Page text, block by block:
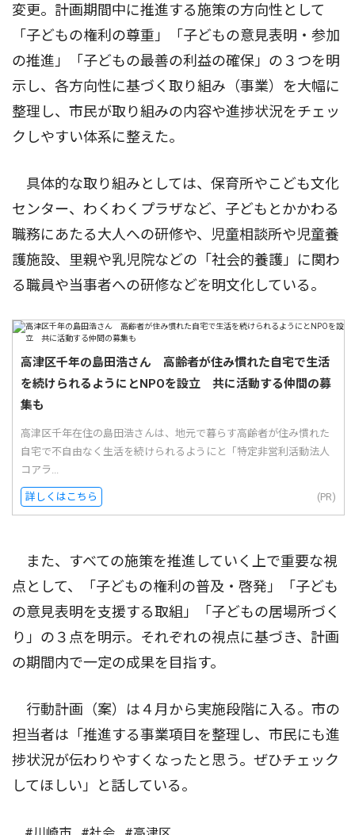
変更。計画期間中に推進する施策の方向性として
「子どもの権利の尊重」「子どもの意見表明・参加
の推進」「子どもの最善の利益の確保」の３つを明
示し、各方向性に基づく取り組み（事業）を大幅に
整理し、市民が取り組みの内容や進捗状況をチェッ
クしやすい体系に整えた。
具体的な取り組みとしては、保育所やこども文化
センター、わくわくプラザなど、子どもとかかわる
職務にあたる大人への研修や、児童相談所や児童養
護施設、里親や乳児院などの「社会的養護」に関わ
る職員や当事者への研修などを明文化している。
高津区千年の島田浩さん 高齢者が住み慣れた自宅で生活
を続けられるようにとNPOを設立 共に活動する仲間の募
集も
高津区千年在住の島田浩さんは、地元で暮らす高齢者が住み慣れた
自宅で不自由なく生活を続けられるようにと「特定非営利活動法人
コアラ...
詳しくはこちら (PR)
また、すべての施策を推進していく上で重要な視
点として、「子どもの権利の普及・啓発」「子ども
の意見表明を支援する取組」「子どもの居場所づく
り」の３点を明示。それぞれの視点に基づき、計画
の期間内で一定の成果を目指す。
行動計画（案）は４月から実施段階に入る。市の
担当者は「推進する事業項目を整理し、市民にも進
捗状況が伝わりやすくなったと思う。ぜひチェック
してほしい」と話している。